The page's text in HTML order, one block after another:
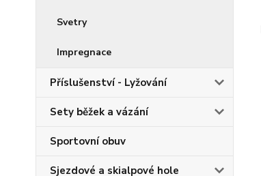
Svetry
Impregnace
Příslušenství - Lyžování
Sety běžek a vázání
Sportovní obuv
Sjezdové a skialpové hole